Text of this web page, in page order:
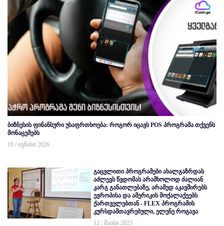
ბიზნესის ფინანსური უსაფრთხოება: როგორ იცავს POS პროგრამა თქვენს
მონაცემებს
10 / ივნისი 2026
გაცვლითი პროგრამები ახალგაზრდას
აძლევს წვდომას არამხოლოდ ძალიან
კარგ განათლებაზე, არამედ აკავშირებს
ევროპისა და ამერიკის მოქალაქეებს
ქართველებთან - FLEX პროგრამის
კურსდამთავრებული, ელენე როგავა
12 / მაისი 2025